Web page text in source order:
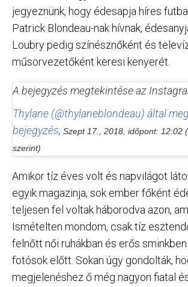
jegyeznünk, hogy édesapja híres
Patrick Blondeau-nak hívnak,
Loubry pedig színésznőként és
műsorvezetőként keresi kenyerét.
A bejegyzés megtekintése az
Thylane (@thylaneblondeau) által
bejegyzés, Szept 17., 2018, időpont: 12:02
szerint)
Amikor tíz éves volt és napvilágot
egyik magazinja, sok ember főként
teljesen fel voltak háborodva azon,
Ismételten mondom, csak tíz
felnőtt női ruhákban és erős
fotósok előtt. Sokan úgy gondolták,
megjelenéshez ő még nagyon fiatal